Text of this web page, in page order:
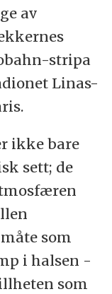
av
stripa
Linas-
ikke bare
sett; de
som
i halsen -
som